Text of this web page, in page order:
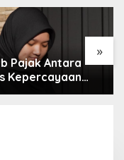
»
Pajak Antara
Kepercayaan
Bayang